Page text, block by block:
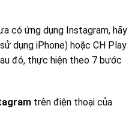
có ứng dụng Instagram, hãy
dụng iPhone) hoặc CH Play
đó, thực hiện theo 7 bước
trên điện thoại của